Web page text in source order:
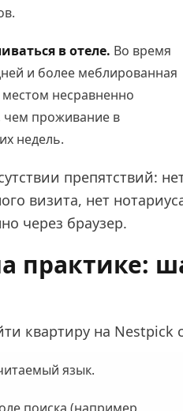
в отеле. Во время
и более меблированная
несравненно
чем проживание в
недель.
препятствий:
визита, нет
через браузер.
практике:
квартиру на Nestpick
язык.